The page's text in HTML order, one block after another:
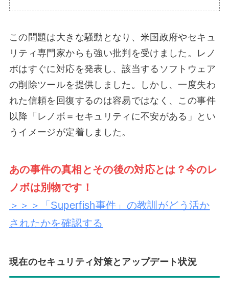
この問題は大きな騒動となり、米国政府やセキュ
リティ専門家からも強い批判を受けました。レノ
ボはすぐに対応を発表し、該当するソフトウェア
の削除ツールを提供しました。しかし、一度失わ
れた信頼を回復するのは容易ではなく、この事件
以降「レノボ＝セキュリティに不安がある」とい
うイメージが定着しました。
あの事件の真相とその後の対応とは？今のレ
ノボは別物です！
＞＞＞「Superfish事件」の教訓がどう活か
されたかを確認する
現在のセキュリティ対策とアップデート状況